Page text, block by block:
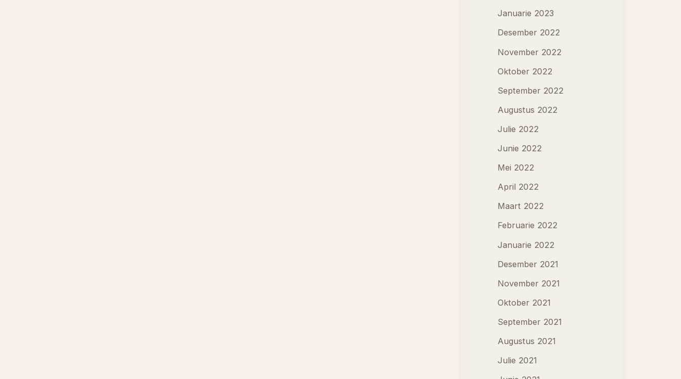
Januarie 2023
Desember 2022
November 2022
Oktober 2022
September 2022
Augustus 2022
Julie 2022
Junie 2022
Mei 2022
April 2022
Maart 2022
Februarie 2022
Januarie 2022
Desember 2021
November 2021
Oktober 2021
September 2021
Augustus 2021
Julie 2021